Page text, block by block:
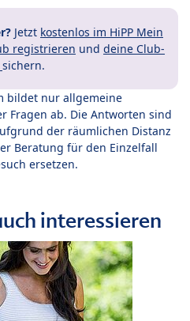
Jetzt kostenlos im HiPP Mein
registrieren und deine Club-
sichern.
bildet nur allgemeine
Fragen ab. Die Antworten sind
der räumlichen Distanz
Beratung für den Einzelfall
ersetzen.
interessieren